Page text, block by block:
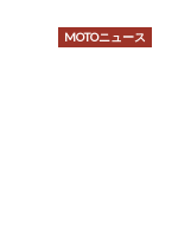
MOTOニュース